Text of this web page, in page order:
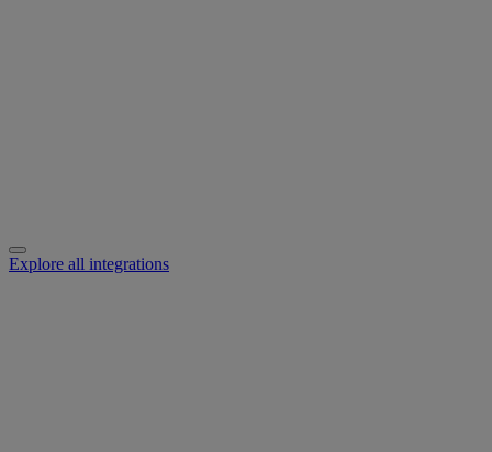
Explore all integrations